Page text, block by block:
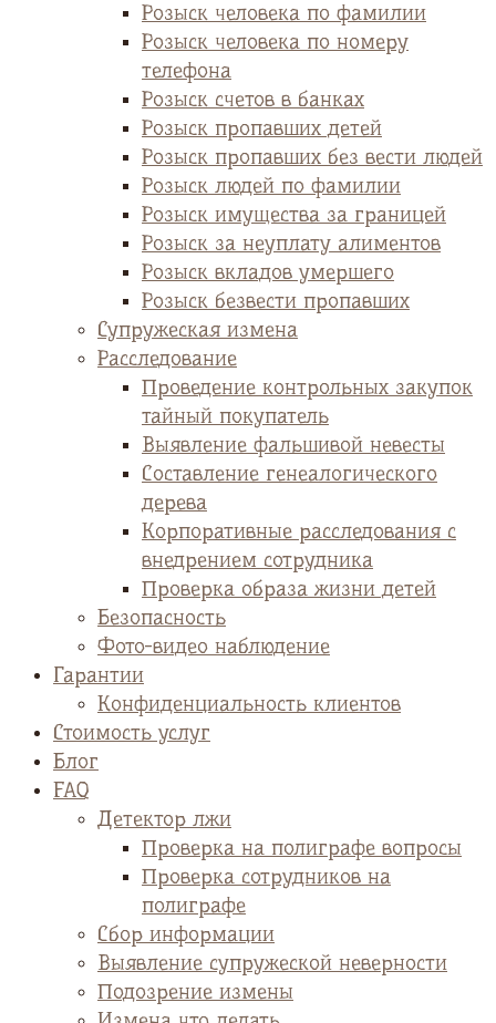
Розыск человека по фамилии
Розыск человека по номеру
телефона
Розыск счетов в банках
Розыск пропавших детей
Розыск пропавших без вести людей
Розыск людей по фамилии
Розыск имущества за границей
Розыск за неуплату алиментов
Розыск вкладов умершего
Розыск безвести пропавших
Супружеская измена
Расследование
Проведение контрольных закупок
тайный покупатель
Выявление фальшивой невесты
Cоставление генеалогического
дерева
Корпоративные расследования с
внедрением сотрудника
Проверка образа жизни детей
Безопасность
Фото-видео наблюдение
Гарантии
Конфиденциальность клиентов
Стоимость услуг
Блог
FAQ
Детектор лжи
Проверка на полиграфе вопросы
Проверка сотрудников на
полиграфе
Сбор информации
Выявление супружеской неверности
Подозрение измены